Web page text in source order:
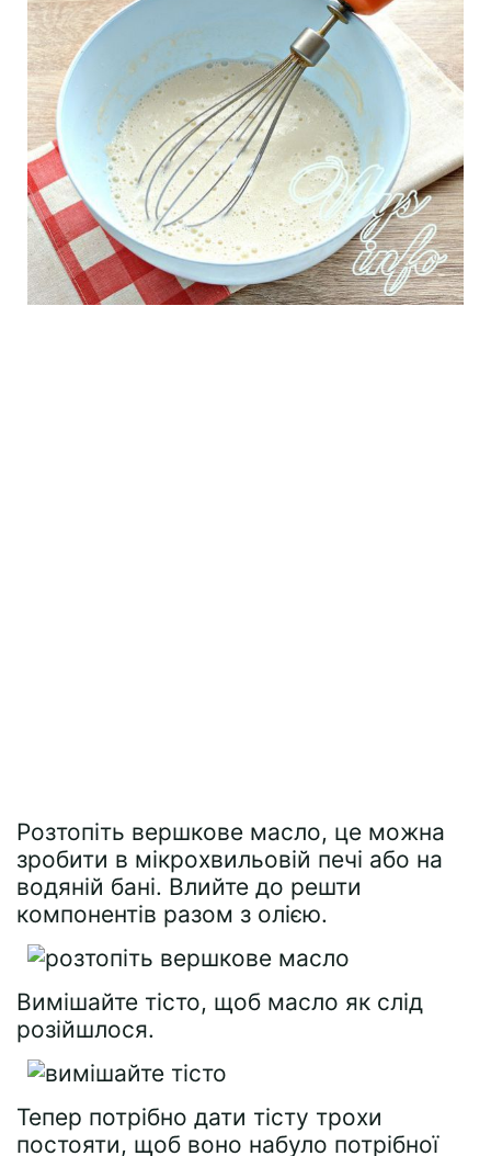
Розтопіть вершкове масло, це можна
зробити в мікрохвильовій печі або на
водяній бані. Влийте до решти
компонентів разом з олією.
Вимішайте тісто, щоб масло як слід
розійшлося.
Тепер потрібно дати тісту трохи
постояти, щоб воно набуло потрібної